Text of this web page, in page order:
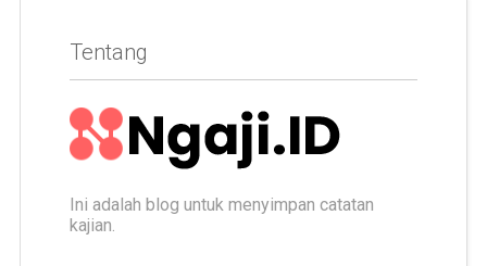
Tentang
Ini adalah blog untuk menyimpan catatan
kajian.